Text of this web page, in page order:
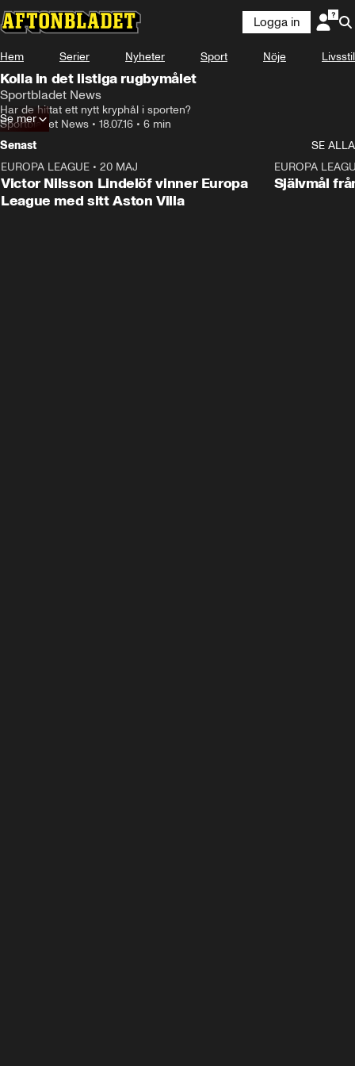
Logga in
Hem Serier Nyheter Sport Nöje Livsstil
Kolla in det listiga rugbymålet
Sportbladet News
Har de hittat ett nytt kryphål i sporten?
Sportbladet News • 18.07.16 • 6 min
Se mer
Senast
SE ALLA
EUROPA LEAGUE • 20 MAJ
Victor Nilsson Lindelöf vinner Europa
League med sitt Aston Villa
EUROPA
Självmål